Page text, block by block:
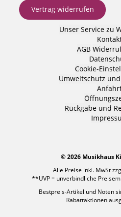
Vertrag widerrufen
Unser Service zu
AGB
Cookie-
Umweltschutz
Rückgabe und
© 2026 Musikhaus
Alle Preise inkl. MwSt
**UVP = unverbindliche
Bestpreis-Artikel und Noten
Rabattaktionen